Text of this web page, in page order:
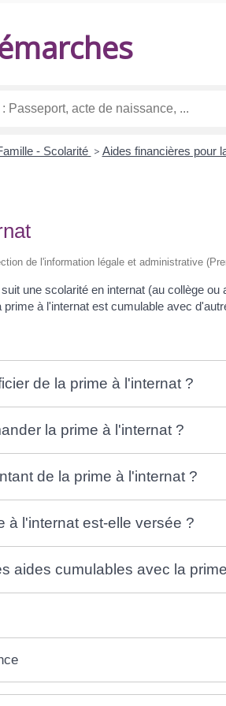
- Scolarité > Aides financières pour
de l'information légale et administrative
une scolarité en internat (au collège
à l'internat est cumulable avec
de la prime à l'internat ?
la prime à l'internat ?
de la prime à l'internat ?
à l'internat est-elle versée ?
aides cumulables avec la